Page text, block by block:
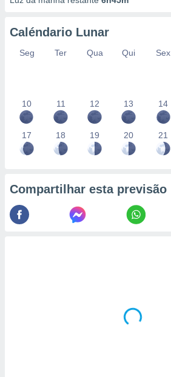
Caléndario Lunar
Seg Ter Qua Qui Sex
10 11 12 13 14
17 18 19 20 21
Compartilhar esta previsão